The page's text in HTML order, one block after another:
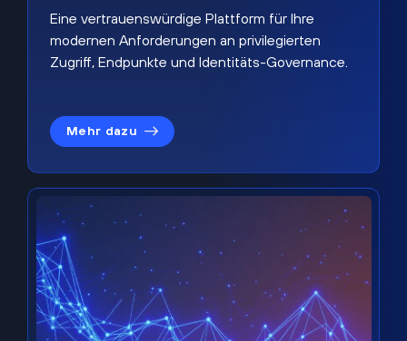
Eine vertrauenswürdige Plattform für Ihre
modernen Anforderungen an privilegierten
Zugriff, Endpunkte und Identitäts-Governance.
Mehr dazu